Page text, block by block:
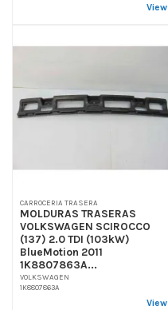
View
CARROCERIA TRASERA
MOLDURAS TRASERAS
VOLKSWAGEN SCIROCCO
(137) 2.0 TDI (103kW)
BlueMotion 2011
1K8807863A...
VOLKSWAGEN
1K8807863A
View